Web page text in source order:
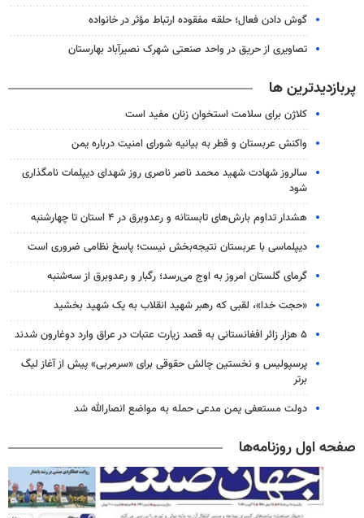
گوش دادن فعال؛ حلقه مفقوده ارتباط مؤثر در خانواده
تصاویری از حریق در واحد صنعتی شهرک نصیرآباد بهارستان
پربازدیدترین ها
کلاژن برای سلامت استخوان زنان مفید است
واکنش عربستان و قطر به بیانیه شورای امنیت درباره یمن
سالروز شهادت شهید محمد ناصر ناصری روز شهدای دیپلمات نامگذاری
شود
هشدار تداوم بارش‌های تابستانه و رعدوبرق در ۴ استان تا چهارشنبه
دیپلماسی با عربستان نتیجه‌بخش نیست؛ پاسخ نظامی ضروری است
گرمای گلستان امروز به اوج می‌رسد؛ رگبار و رعدوبرق از سه‌شنبه
«حجت خدا»، لقبی که رهبر شهید انقلاب به یک شهید بخشید
۵ هزار زائر افغانستانی به قصد زیارت عتبات در عراق وارد دوغارون شدند
پرسپولیس و نخستین چالش حقوقی برای «سرمربی» پیش از آغاز لیگ
برتر
دولت مستعفی یمن مدعی حمله به مواضع انصارالله شد
صفحه اول روزنامه‌ها